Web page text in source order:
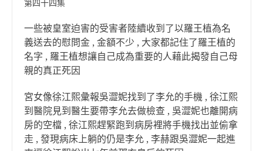
第四十四集
一些被皇室迫害的受害者陸續收到了以羅王植為名
義送去的慰問金 , 金額不少 , 大家都記住了羅王植的
名字 , 羅王植想讓自己成為重要的人藉此揭發自己母
親的真正死因
宮女像徐江熙彙報吳澀妮找到了李允的手機 , 徐江熙
到醫院見到醫生要帶李允去做檢查 , 吳澀妮也離開病
房的空檔 , 徐江熙趕緊跑到病房裡將手機找出並偷拿
走 , 發現病床上躺的仍是李允 , 李赫跟吳澀妮一起進